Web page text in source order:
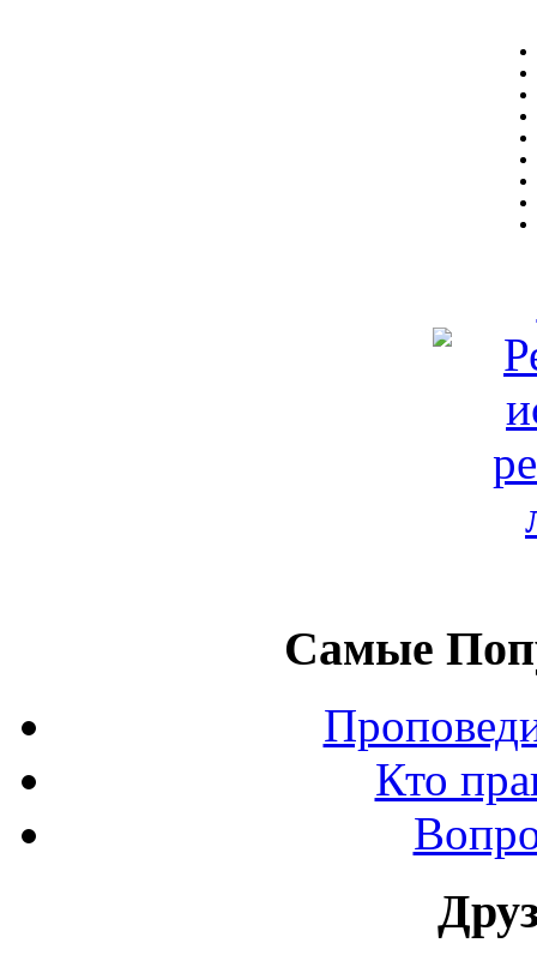
Самые
Кто